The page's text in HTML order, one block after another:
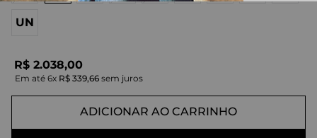
UN
R$ 2.038,00
Em até 6x R$ 339,66 sem juros
ADICIONAR AO CARRINHO